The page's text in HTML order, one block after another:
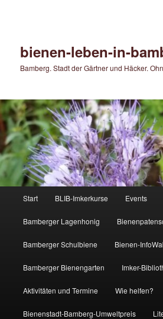
bienen-leben-in-
Bamberg. Stadt der Gärtner und Häcker.
Start BLIB-Imkerkurse Events
Bamberger Lagenhonig
Bamberger Schulbiene Bienen-
Bamberger Bienengarten Imker-
Aktivitäten und Termine Wie helfen?
Bienenstadt-Bamberg-Umweltpreis